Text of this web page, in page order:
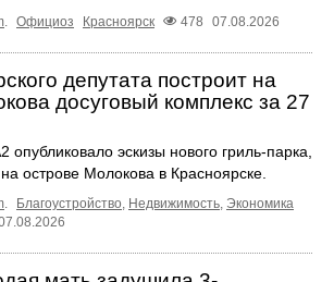
Официоз Красноярск 478 07.08.2026
депутата построит на
досуговый комплекс за 27
эскизы нового гриль-парка,
острове Молокова в Красноярске.
Благоустройство Недвижимость Экономика